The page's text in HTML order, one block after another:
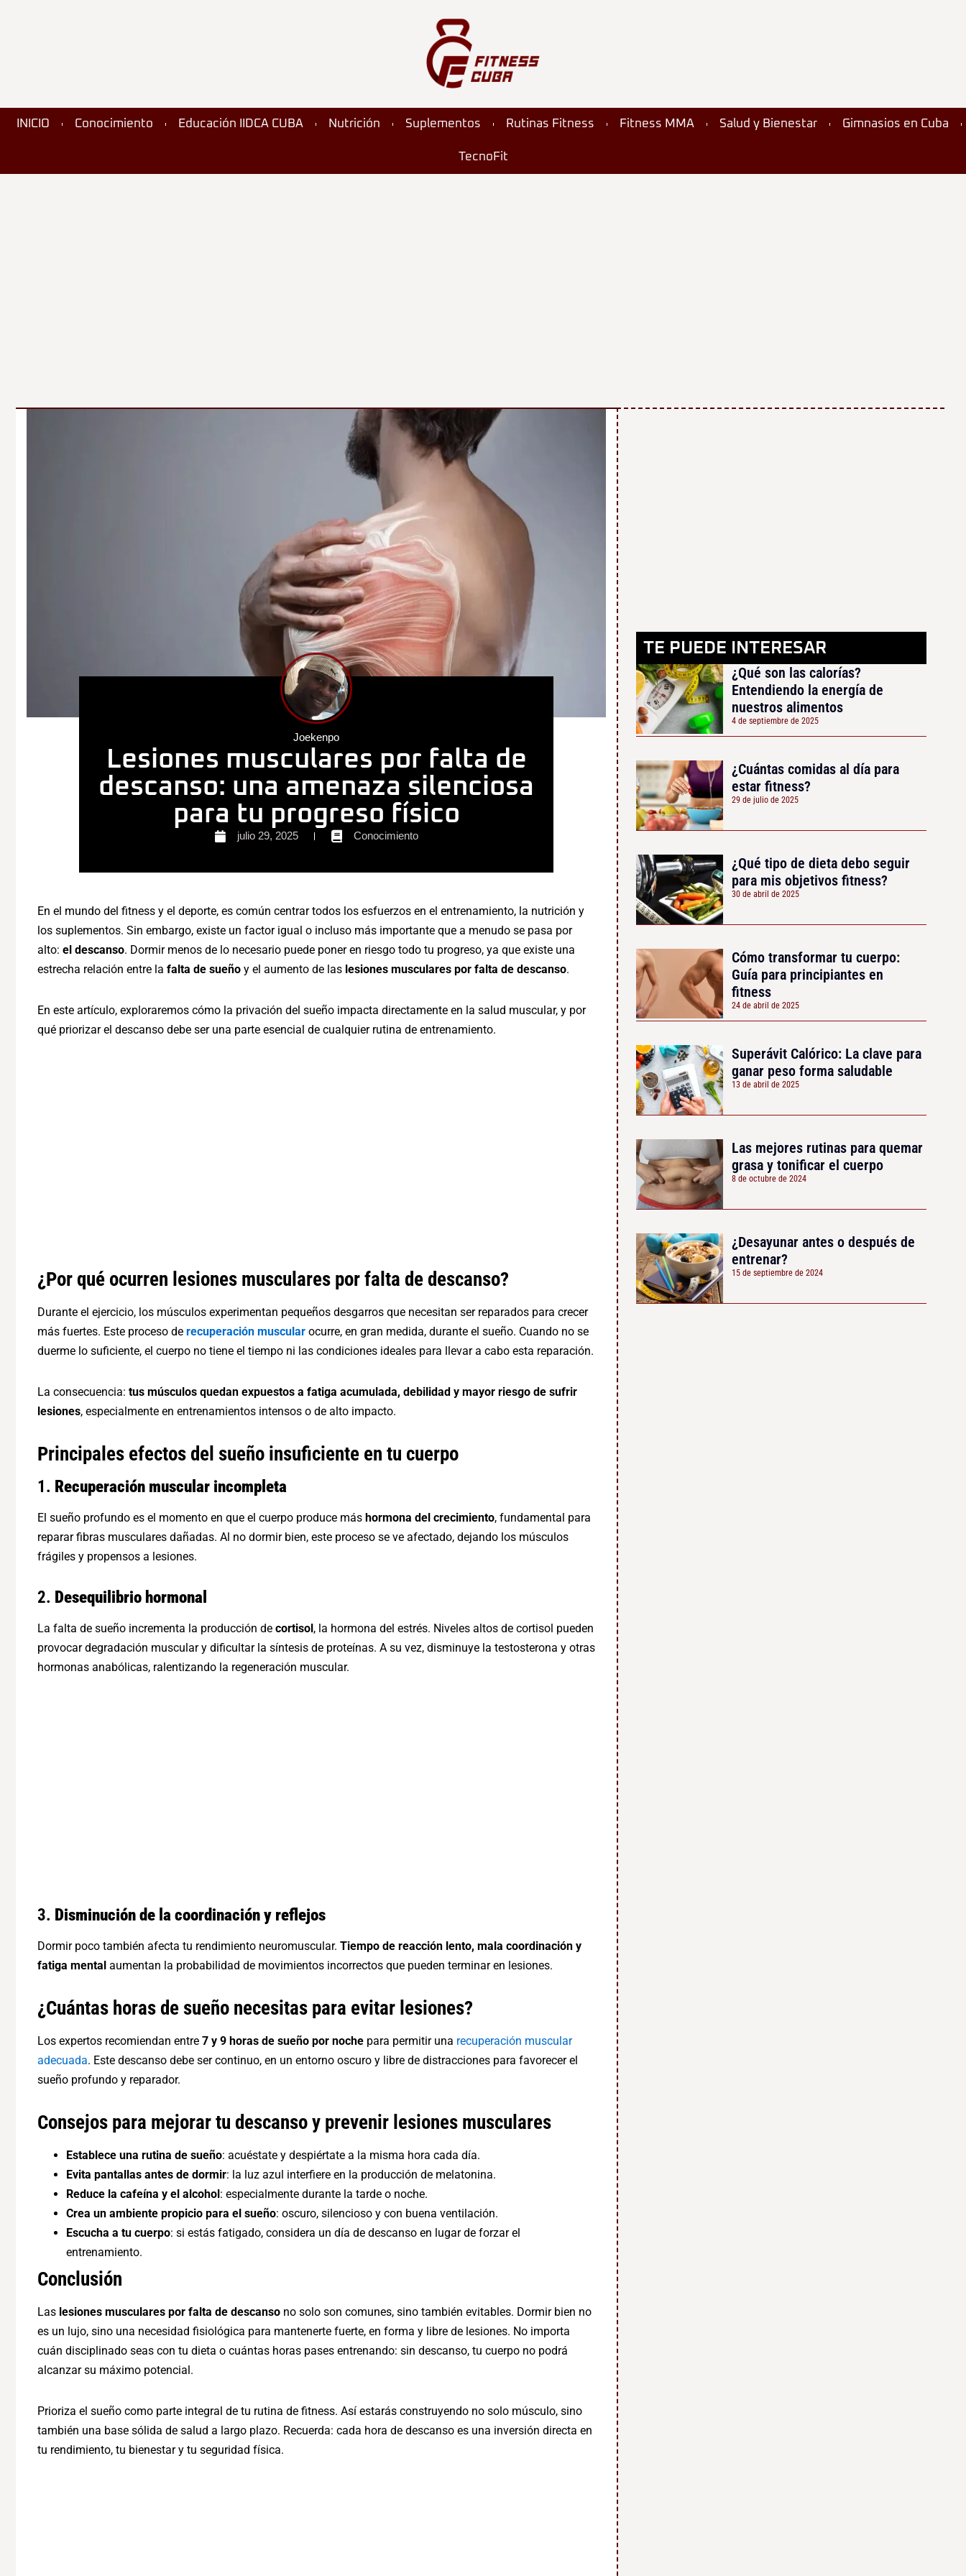
INICIO Conocimiento Educación IIDCA CUBA Nutrición Suplementos Rutinas Fitness Fitness MMA Salud y Bienestar Gimnasios en Cuba
TecnoFit
Joekenpo
Lesiones musculares por falta de
descanso: una amenaza silenciosa
para tu progreso físico
julio 29, 2025 Conocimiento
En el mundo del fitness y el deporte, es común centrar todos los esfuerzos en el entrenamiento, la nutrición y
los suplementos. Sin embargo, existe un factor igual o incluso más importante que a menudo se pasa por
alto: el descanso. Dormir menos de lo necesario puede poner en riesgo todo tu progreso, ya que existe una
estrecha relación entre la falta de sueño y el aumento de las lesiones musculares por falta de descanso.
En este artículo, exploraremos cómo la privación del sueño impacta directamente en la salud muscular, y por
qué priorizar el descanso debe ser una parte esencial de cualquier rutina de entrenamiento.
¿Por qué ocurren lesiones musculares por falta de descanso?
Durante el ejercicio, los músculos experimentan pequeños desgarros que necesitan ser reparados para crecer
más fuertes. Este proceso de recuperación muscular ocurre, en gran medida, durante el sueño. Cuando no se
duerme lo suficiente, el cuerpo no tiene el tiempo ni las condiciones ideales para llevar a cabo esta reparación.
La consecuencia: tus músculos quedan expuestos a fatiga acumulada, debilidad y mayor riesgo de sufrir
lesiones, especialmente en entrenamientos intensos o de alto impacto.
Principales efectos del sueño insuficiente en tu cuerpo
1. Recuperación muscular incompleta
El sueño profundo es el momento en que el cuerpo produce más hormona del crecimiento, fundamental para
reparar fibras musculares dañadas. Al no dormir bien, este proceso se ve afectado, dejando los músculos
frágiles y propensos a lesiones.
2. Desequilibrio hormonal
La falta de sueño incrementa la producción de cortisol , la hormona del estrés. Niveles altos de cortisol pueden
provocar degradación muscular y dificultar la síntesis de proteínas. A su vez, disminuye la testosterona y otras
hormonas anabólicas, ralentizando la regeneración muscular.
3. Disminución de la coordinación y reflejos
Dormir poco también afecta tu rendimiento neuromuscular. Tiempo de reacción lento, mala coordinación y
fatiga mental aumentan la probabilidad de movimientos incorrectos que pueden terminar en lesiones.
¿Cuántas horas de sueño necesitas para evitar lesiones?
Los expertos recomiendan entre 7 y 9 horas de sueño por noche para permitir una recuperación muscular
adecuada. Este descanso debe ser continuo, en un entorno oscuro y libre de distracciones para favorecer el
sueño profundo y reparador.
Consejos para mejorar tu descanso y prevenir lesiones musculares
Establece una rutina de sueño: acuéstate y despiértate a la misma hora cada día.
Evita pantallas antes de dormir: la luz azul interfiere en la producción de melatonina.
Reduce la cafeína y el alcohol : especialmente durante la tarde o noche.
Crea un ambiente propicio para el sueño: oscuro, silencioso y con buena ventilación.
Escucha a tu cuerpo: si estás fatigado, considera un día de descanso en lugar de forzar el
entrenamiento.
Conclusión
Las lesiones musculares por falta de descanso no solo son comunes, sino también evitables. Dormir bien no
es un lujo, sino una necesidad fisiológica para mantenerte fuerte, en forma y libre de lesiones. No importa
cuán disciplinado seas con tu dieta o cuántas horas pases entrenando: sin descanso, tu cuerpo no podrá
alcanzar su máximo potencial.
Prioriza el sueño como parte integral de tu rutina de fitness. Así estarás construyendo no solo músculo, sino
también una base sólida de salud a largo plazo. Recuerda: cada hora de descanso es una inversión directa en
tu rendimiento, tu bienestar y tu seguridad física.
TE PUEDE INTERESAR
¿Qué son las calorías?
Entendiendo la energía de
nuestros alimentos
4 de septiembre de 2025
¿Cuántas comidas al día para
estar fitness?
29 de julio de 2025
¿Qué tipo de dieta debo seguir
para mis objetivos fitness?
30 de abril de 2025
Cómo transformar tu cuerpo:
Guía para principiantes en
fitness
24 de abril de 2025
Superávit Calórico: La clave para
ganar peso forma saludable
13 de abril de 2025
Las mejores rutinas para quemar
grasa y tonificar el cuerpo
8 de octubre de 2024
¿Desayunar antes o después de
entrenar?
15 de septiembre de 2024